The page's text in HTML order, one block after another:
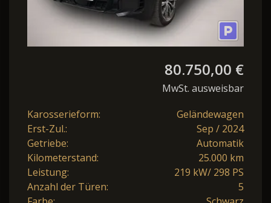
80.750,00 €
MwSt. ausweisbar
Karosserieform:
Geländewagen
Erst-Zul.:
Sep / 2024
Getriebe:
Automatik
Kilometerstand:
25.000 km
Leistung:
219 kW/ 298 PS
Anzahl der Türen:
5